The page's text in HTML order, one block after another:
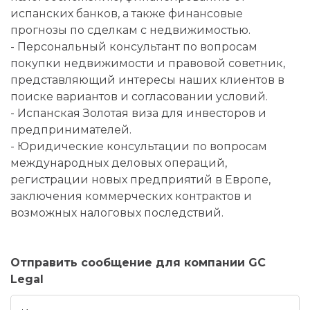
испанских банков, а также финансовые
прогнозы по сделкам с недвижимостью.
- Персональный консультант по вопросам
покупки недвижимости и правовой советник,
представляющий интересы наших клиентов в
поиске вариантов и согласовании условий.
- Испанская Золотая виза для инвесторов и
предпринимателей.
- Юридические консультации по вопросам
международных деловых операций,
регистрации новых предприятий в Европе,
заключения коммерческих контрактов и
возможных налоговых последствий.
Отправить сообщение для компании GC
Legal